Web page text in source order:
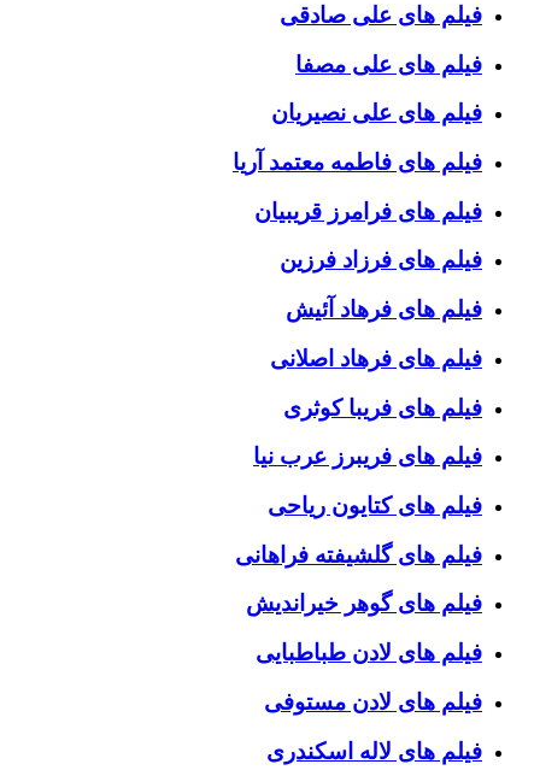
فیلم های علی صادقی
فیلم های علی مصفا
فیلم های علی نصیریان
فیلم های فاطمه معتمد آریا
فیلم های فرامرز قریبیان
فیلم های فرزاد فرزین
فیلم های فرهاد آئیش
فیلم های فرهاد اصلانی
فیلم های فریبا کوثری
فیلم های فریبرز عرب نیا
فیلم های کتایون ریاحی
فیلم های گلشیفته فراهانی
فیلم های گوهر خیراندیش
فیلم های لادن طباطبایی
فیلم های لادن مستوفی
فیلم های لاله اسکندری